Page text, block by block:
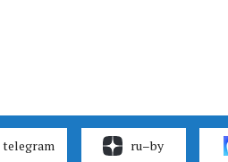
telegram ru–by